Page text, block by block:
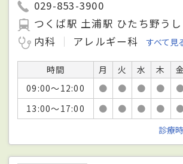
029-853-3900
つくば駅 土浦駅 ひたち野う
内科
アレルギー科 すべて見
時間 月 火 水 木 金
09:00～12:00
● ● ● ●
13:00～17:00
● ● ● ●
診療